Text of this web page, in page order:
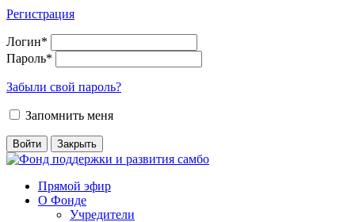
Регистрация
Логин*
Пароль*
Забыли свой пароль?
Запомнить меня
Прямой эфир
О Фонде
Учредители